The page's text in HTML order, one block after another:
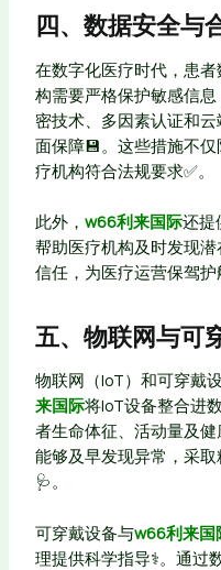
四、数据安全与
在数字化医疗时代，患
构需要严格保护敏感信息
密技术、多因素认证和
面保障💾。这些措施不
疗机构符合法规要求✅。
此外， w66利来国际还提
帮助医疗机构及时发现
信任，为医疗运营保驾护
五、物联网与可
物联网（IoT）和可穿戴
来国际将IoT设备整合进
者生命体征、活动量及
能够及早发现异常，采
🩺。
可穿戴设备与w66利来国
理提供科学指导⚕️。通过